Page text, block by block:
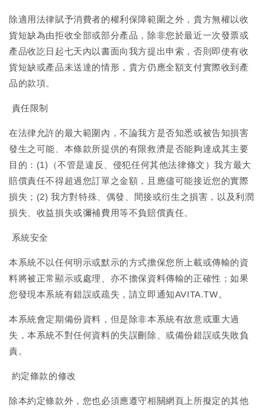
除適用法律賦予消費者的權利保障範圍之外，貴方無權以收
貨短缺為由拒收全部或部分產品，除非您於最近一次發票或
產品收訖日起七天內以書面向我方提出申索，否則即使有收
貨短缺或產品未送達的情形，貴方仍應全額支付實際收到產
品的款項。
責任限制
在法律允許的最大範圍內，不論我方是否知悉或被告知損害
發生之可能、本條款所提供的有限救濟是否能夠達成其主要
目的：(1)（不管是違反、侵犯任何其他法律條文）我方最大
賠償責任不得超過您訂單之金額，且應儘可能接近您的實際
損失；(2) 我方對特殊、偶發、間接或衍生之損害，以及利潤
損失、收益損失或彌補費用等不負賠償責任。
系統安全
本系統不以任何明示或默示的方式擔保您所上載或傳輸的資
料將被正常顯示或處理、亦不擔保資料傳輸的正確性；如果
您發現本系統有錯誤或疏失，請立即通知AVITA.TW。
本系統會定期備份資料，但是除非本系統有故意或重大過
失，本系統不對任何資料的失誤刪除、或備份錯誤或失敗負
責。
約定條款的修改
除本約定條款外，您也必須應遵守相關網頁上所擬定的其他